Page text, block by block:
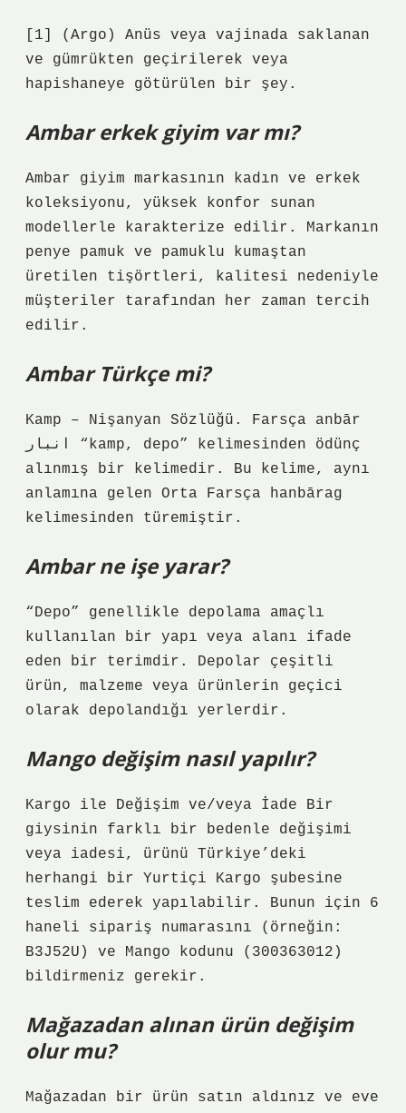
[1] (Argo) Anüs veya vajinada saklanan
ve gümrükten geçirilerek veya
hapishaneye götürülen bir şey.
Ambar erkek giyim var mı?
Ambar giyim markasının kadın ve erkek
koleksiyonu, yüksek konfor sunan
modellerle karakterize edilir. Markanın
penye pamuk ve pamuklu kumaştan
üretilen tişörtleri, kalitesi nedeniyle
müşteriler tarafından her zaman tercih
edilir.
Ambar Türkçe mi?
Kamp – Nişanyan Sözlüğü. Farsça anbār
انبار “kamp, ​​depo” kelimesinden ödünç
alınmış bir kelimedir. Bu kelime, aynı
anlamına gelen Orta Farsça hanbārag
kelimesinden türemiştir.
Ambar ne işe yarar?
“Depo” genellikle depolama amaçlı
kullanılan bir yapı veya alanı ifade
eden bir terimdir. Depolar çeşitli
ürün, malzeme veya ürünlerin geçici
olarak depolandığı yerlerdir.
Mango değişim nasıl yapılır?
Kargo ile Değişim ve/veya İade Bir
giysinin farklı bir bedenle değişimi
veya iadesi, ürünü Türkiye’deki
herhangi bir Yurtiçi Kargo şubesine
teslim ederek yapılabilir. Bunun için 6
haneli sipariş numarasını (örneğin:
B3J52U) ve Mango kodunu (300363012)
bildirmeniz gerekir.
Mağazadan alınan ürün değişim
olur mu?
Mağazadan bir ürün satın aldınız ve eve